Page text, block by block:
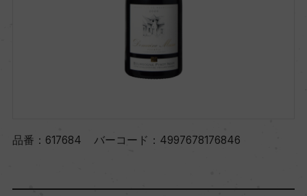
品番： 617684 バーコード： 4997678176846